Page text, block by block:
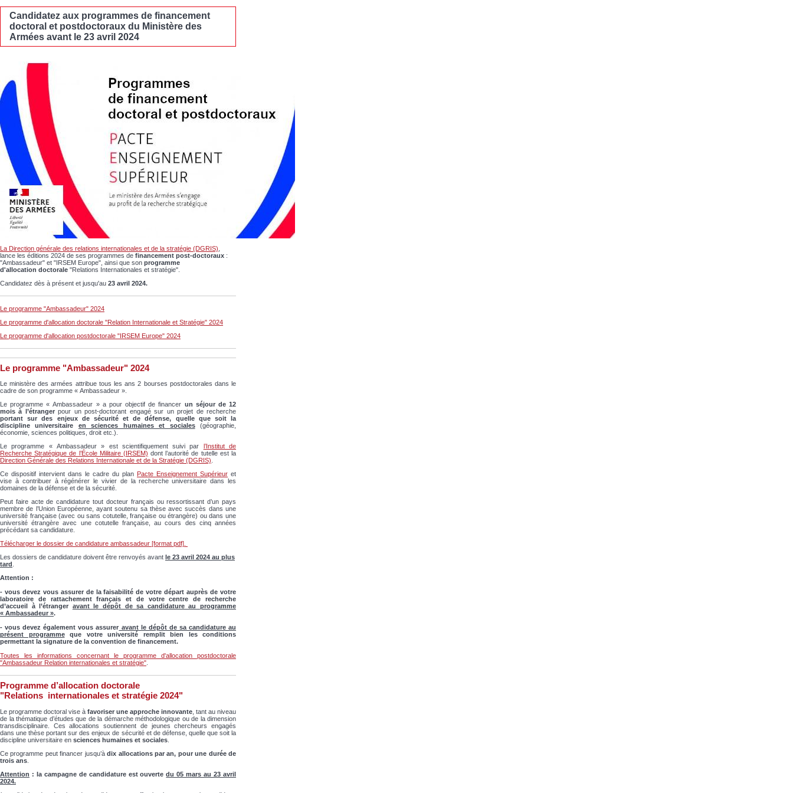
Candidatez aux programmes de financement
doctoral et postdoctoraux du Ministère des
Armées avant le 23 avril 2024
La Direction générale des relations internationales et de la stratégie (DGRIS)
lance les éditions 2024 de ses programmes de financement post-doctoraux :
"Ambassadeur" et "IRSEM Europe", ainsi que son programme
d'allocation doctorale "Relations Internationales et stratégie".
Candidatez dès à présent et jusqu'au 23 avril 2024.
Le programme "Ambassadeur" 2024
Le programme d'allocation doctorale "Relation Internationale et Stratégie" 2024
Le programme d'allocation postdoctorale "IRSEM Europe" 2024
Le programme "Ambassadeur" 2024
Le ministère des armées attribue tous les ans 2 bourses postdoctorales dans le
cadre de son programme « Ambassadeur ».
Le programme « Ambassadeur » a pour objectif de financer un séjour de 12
mois à l’étrangerpour un post-doctorant engagé sur un projet de recherche
portant sur des enjeux de sécurité et de défense, quelle que soit la
discipline universitaire en sciences humaines et sociales
(géographie,
économie, sciences politiques, droit etc.).
Le programme « Ambassadeur » est scientifiquement suivi par l’Institut de
Recherche Stratégique de l’École Militaire (IRSEM) dont l’autorité de tutelle est la
Direction Générale des Relations Internationale et de la Stratégie (DGRIS)
Ce dispositif intervient dans le cadre du plan Pacte Enseignement Supérieur et
vise à contribuer à régénérer le vivier de la recherche universitaire dans les
domaines de la défense et de la sécurité.
Peut faire acte de candidature tout docteur français ou ressortissant d’un pays
membre de l’Union Européenne, ayant soutenu sa thèse avec succès dans une
université française (avec ou sans cotutelle, française ou étrangère) ou dans une
université étrangère avec une cotutelle française, au cours des cinq années
précédant sa candidature.
Télécharger le dossier de candidature ambassadeur [format pdf].
Les dossiers de candidature doivent être renvoyés avant le 23 avril 2024 au plus
tard
Attention :
- vous devez vous assurer de la faisabilité de votre départ auprès de votre
laboratoire de rattachement français et de votre centre de recherche
d’accueil à l’étranger avant le dépôt de sa candidature au programme
« Ambassadeur ».
- vous devez également vous assurer avant le dépôt de sa candidature au
présent programmeque votre université remplit bien les conditions
permettant la signature de la convention de financement.
Toutes les informations concernant le programme d'allocation postdoctorale
"Ambassadeur Relation internationales et stratégie"
Programme d’allocation doctorale
"Relations internationales et stratégie 2024"
Le programme doctoral vise à favoriser une approche innovante , tant au niveau
de la thématique d’études que de la démarche méthodologique ou de la dimension
transdisciplinaire. Ces allocations soutiennent de jeunes chercheurs engagés
dans une thèse portant sur des enjeux de sécurité et de défense, quelle que soit la
discipline universitaire en sciences humaines et sociales
Ce programme peut financer jusqu’àdix allocations par an, pour une durée de
trois ans
Attention : la campagne de candidature est ouverte du 05 mars au 23 avril
2024.